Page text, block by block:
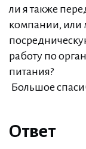
ли я также
компании, или
работу по
питания?
Большое
Ответ